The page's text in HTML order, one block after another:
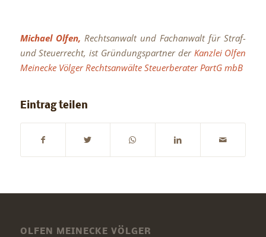
Michael Olfen, Rechtsanwalt und Fachanwalt für Straf-
und Steuerrecht, ist Gründungspartner der Kanzlei Olfen
Meinecke Völger Rechtsanwälte Steuerberater PartG mbB
Eintrag teilen
OLFEN MEINECKE VÖLGER